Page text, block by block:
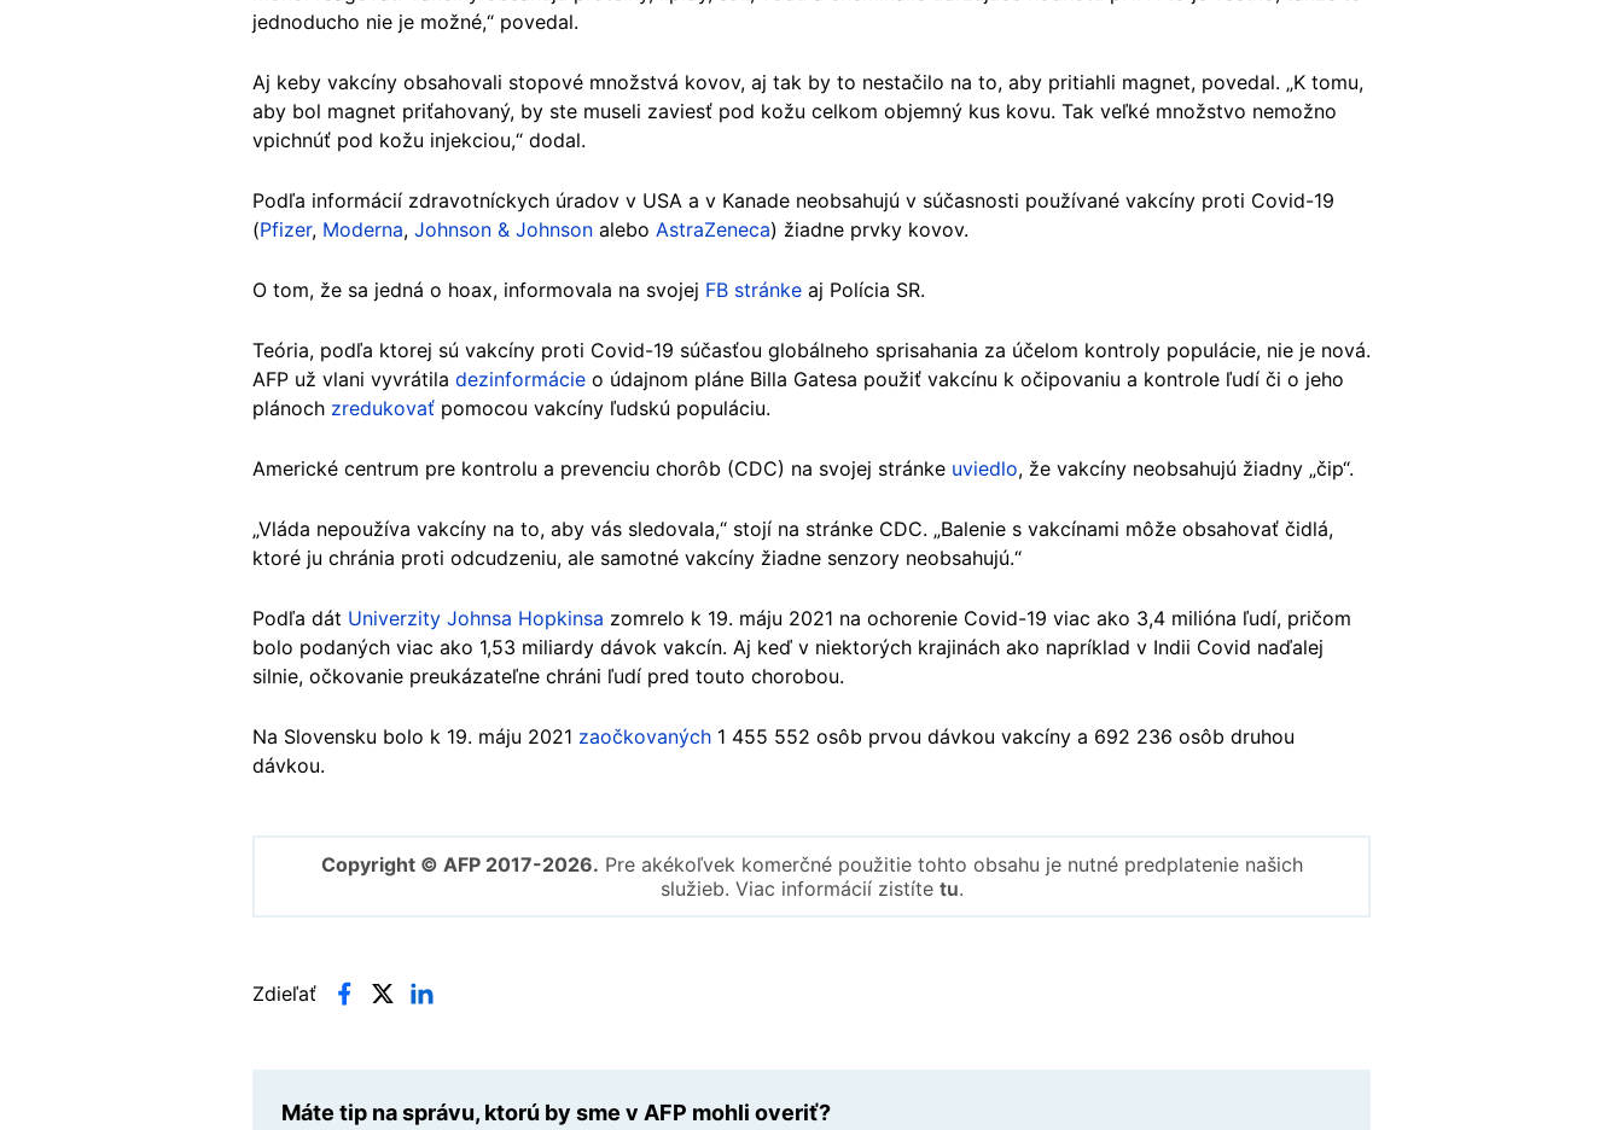
jednoducho nie je možné,“ povedal.
Aj keby vakcíny obsahovali stopové množstvá kovov, aj tak by to nestačilo na to, aby pritiahli magnet, povedal. „K tomu,
aby bol magnet priťahovaný, by ste museli zaviesť pod kožu celkom objemný kus kovu. Tak veľké množstvo nemožno
vpichnúť pod kožu injekciou,“ dodal.
Podľa informácií zdravotníckych úradov v USA a v Kanade neobsahujú v súčasnosti používané vakcíny proti Covid-19
(Pfizer, Moderna, Johnson & Johnson alebo AstraZeneca) žiadne prvky kovov.
O tom, že sa jedná o hoax, informovala na svojej FB stránke aj Polícia SR.
Teória, podľa ktorej sú vakcíny proti Covid-19 súčasťou globálneho sprisahania za účelom kontroly populácie, nie je nová.
AFP už vlani vyvrátila dezinformácie o údajnom pláne Billa Gatesa použiť vakcínu k očipovaniu a kontrole ľudí či o jeho
plánoch zredukovať pomocou vakcíny ľudskú populáciu.
Americké centrum pre kontrolu a prevenciu chorôb (CDC) na svojej stránke uviedlo, že vakcíny neobsahujú žiadny „čip“.
„Vláda nepoužíva vakcíny na to, aby vás sledovala,“ stojí na stránke CDC. „Balenie s vakcínami môže obsahovať čidlá,
ktoré ju chránia proti odcudzeniu, ale samotné vakcíny žiadne senzory neobsahujú.“
Podľa dát Univerzity Johnsa Hopkinsa zomrelo k 19. máju 2021 na ochorenie Covid-19 viac ako 3,4 milióna ľudí, pričom
bolo podaných viac ako 1,53 miliardy dávok vakcín. Aj keď v niektorých krajinách ako napríklad v Indii Covid naďalej
silnie, očkovanie preukázateľne chráni ľudí pred touto chorobou.
Na Slovensku bolo k 19. máju 2021 zaočkovaných 1 455 552 osôb prvou dávkou vakcíny a 692 236 osôb druhou
dávkou.
Copyright © AFP 2017-2026. Pre akékoľvek komerčné použitie tohto obsahu je nutné predplatenie našich
služieb. Viac informácií zistíte tu.
Zdieľať
Máte tip na správu, ktorú by sme v AFP mohli overiť?